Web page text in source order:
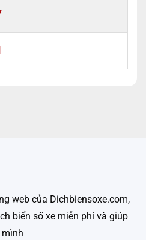
web của Dichbiensoxe.com,
biển số xe miễn phí và giúp
mình